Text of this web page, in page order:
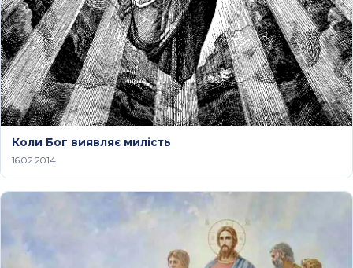
Коли Бог виявляє милість
16.02.2014